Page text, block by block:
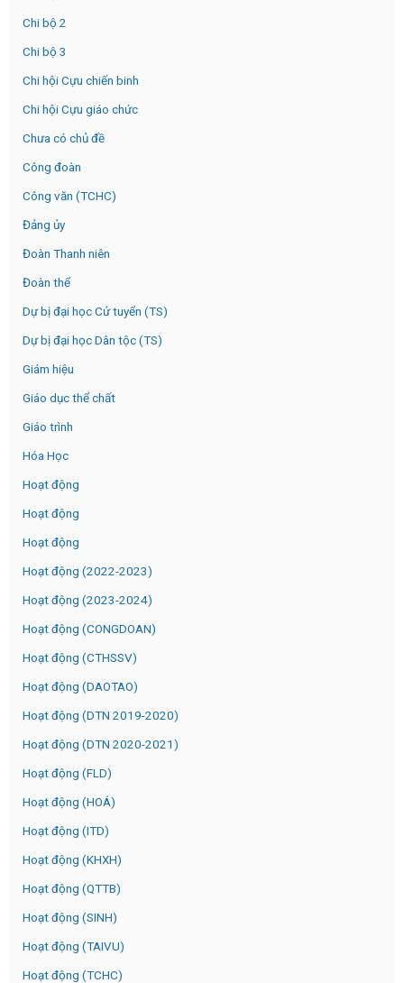
Chi bộ 2
Chi bộ 3
Chi hội Cựu chiến binh
Chi hội Cựu giáo chức
Chưa có chủ đề
Công đoàn
Công văn (TCHC)
Đảng ủy
Đoàn Thanh niên
Đoàn thể
Dự bị đại học Cử tuyển (TS)
Dự bị đại học Dân tộc (TS)
Giám hiệu
Giáo dục thể chất
Giáo trình
Hóa Học
Hoạt động
Hoạt động
Hoạt động
Hoạt động (2022-2023)
Hoạt động (2023-2024)
Hoạt động (CONGDOAN)
Hoạt động (CTHSSV)
Hoạt động (DAOTAO)
Hoạt động (DTN 2019-2020)
Hoạt động (DTN 2020-2021)
Hoạt động (FLD)
Hoạt động (HOÁ)
Hoạt động (ITD)
Hoạt động (KHXH)
Hoạt động (QTTB)
Hoạt động (SINH)
Hoạt động (TAIVU)
Hoạt động (TCHC)